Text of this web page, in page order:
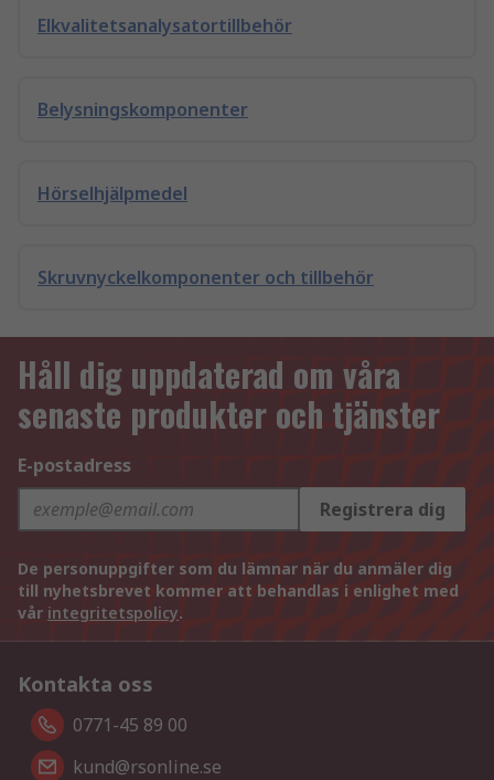
Elkvalitetsanalysatortillbehör
Belysningskomponenter
Hörselhjälpmedel
Skruvnyckelkomponenter och tillbehör
Håll dig uppdaterad om våra
senaste produkter och tjänster
E-postadress
Registrera dig
De personuppgifter som du lämnar när du anmäler dig
till nyhetsbrevet kommer att behandlas i enlighet med
vår integritetspolicy.
Kontakta oss
0771-45 89 00
kund@rsonline.se